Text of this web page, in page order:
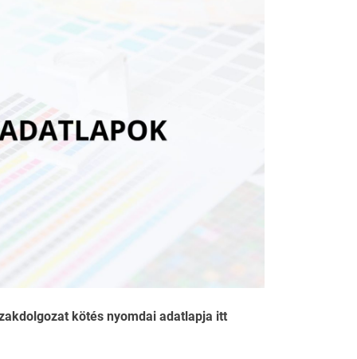
kötés nyomdai adatlapja itt